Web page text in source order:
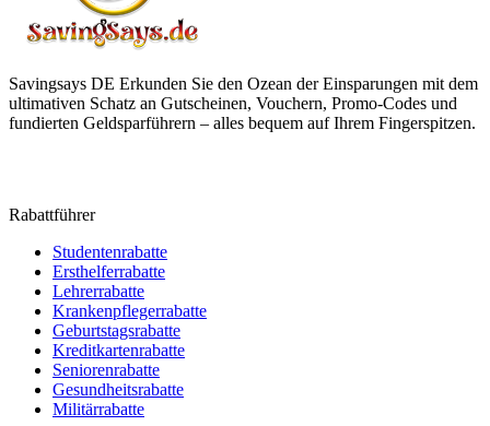
Savingsays DE Erkunden Sie den Ozean der Einsparungen mit dem
ultimativen Schatz an Gutscheinen, Vouchern, Promo-Codes und
fundierten Geldsparführern – alles bequem auf Ihrem Fingerspitzen.
Rabattführer
Studentenrabatte
Ersthelferrabatte
Lehrerrabatte
Krankenpflegerrabatte
Geburtstagsrabatte
Kreditkartenrabatte
Seniorenrabatte
Gesundheitsrabatte
Militärrabatte